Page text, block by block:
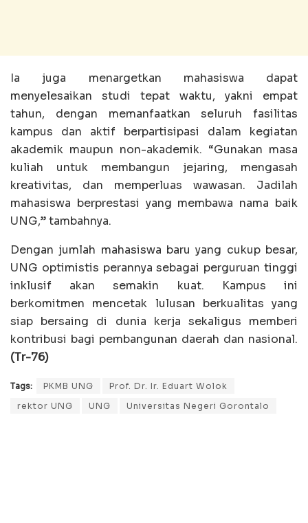
Ia juga menargetkan mahasiswa dapat
menyelesaikan studi tepat waktu, yakni empat
tahun, dengan memanfaatkan seluruh fasilitas
kampus dan aktif berpartisipasi dalam kegiatan
akademik maupun non-akademik. “Gunakan masa
kuliah untuk membangun jejaring, mengasah
kreativitas, dan memperluas wawasan. Jadilah
mahasiswa berprestasi yang membawa nama baik
UNG,” tambahnya.
Dengan jumlah mahasiswa baru yang cukup besar,
UNG optimistis perannya sebagai perguruan tinggi
inklusif akan semakin kuat. Kampus ini
berkomitmen mencetak lulusan berkualitas yang
siap bersaing di dunia kerja sekaligus memberi
kontribusi bagi pembangunan daerah dan nasional.
(Tr-76)
Tags: PKMB UNG
Prof. Dr. Ir. Eduart Wolok
rektor UNG
UNG Universitas Negeri Gorontalo